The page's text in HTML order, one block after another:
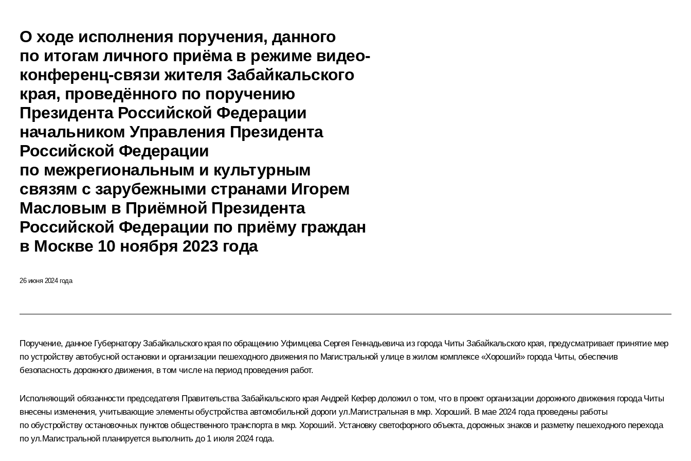
О ходе исполнения поручения, данного
по итогам личного приёма в режиме видео-
конференц-связи жителя Забайкальского
края, проведённого по поручению
Президента Российской Федерации
начальником Управления Президента
Российской Федерации
по межрегиональным и культурным
связям с зарубежными странами Игорем
Масловым в Приёмной Президента
Российской Федерации по приёму граждан
в Москве 10 ноября 2023 года
26 июня 2024 года
Поручение, данное Губернатору Забайкальского края по обращению Уфимцева Сергея Геннадьевича из города Читы Забайкальского края, предусматривает принятие мер
по устройству автобусной остановки и организации пешеходного движения по Магистральной улице в жилом комплексе «Хороший» города Читы, обеспечив
безопасность дорожного движения, в том числе на период проведения работ.
Исполняющий обязанности председателя Правительства Забайкальского края Андрей Кефер доложил о том, что в проект организации дорожного движения города Читы
внесены изменения, учитывающие элементы обустройства автомобильной дороги ул.Магистральная в мкр. Хороший. В мае 2024 года проведены работы
по обустройству остановочных пунктов общественного транспорта в мкр. Хороший. Установку светофорного объекта, дорожных знаков и разметку пешеходного перехода
по ул.Магистральной планируется выполнить до 1 июля 2024 года.